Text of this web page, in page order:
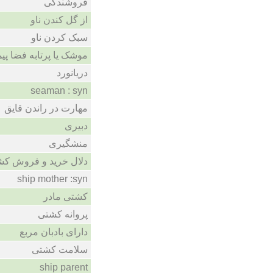
فروشندگی
از گل کندن ناو
سبک کردن ناو
موشک یا پرتابه فضا
دریانورد
seaman : syn
مهارت در راندن قایق
دبیری
منشگیری
دلال خرید و فروش
ship mother :syn
کشتی مادر
پروانه کشتی
دارای بادبان مربع
سلامت کشتی
ship parent